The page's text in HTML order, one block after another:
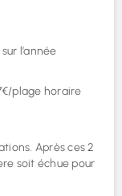
l’année
plage horaire
Après ces 2
soit échue pour